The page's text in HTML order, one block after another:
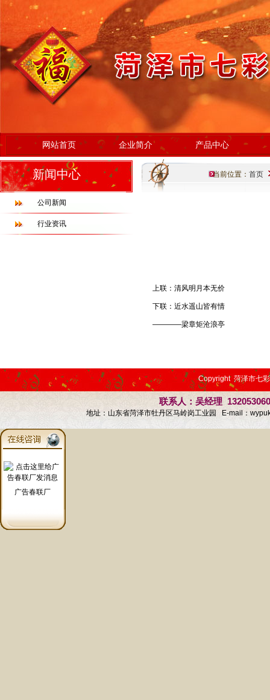
网站首页 企业简介 产品中心
新闻中心
公司新闻
行业资讯
当前位置： 首页
上联：清风明月本无价
下联：近水遥山皆有情
————梁章矩沧浪亭
Copyright 菏泽市七
联系人：吴经理
地址：山东省菏泽市牡丹区马岭岗工业园 E-mail：
广告春联厂